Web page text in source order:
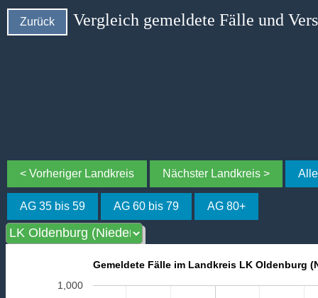
Zurück Vergleich gemeldete Fälle und
< Vorheriger Landkreis Nächster Landkreis >
AG 35 bis 59 AG 60 bis 79 AG 80+
Gemeldete Fälle im Landkreis LK Oldenburg
1,000